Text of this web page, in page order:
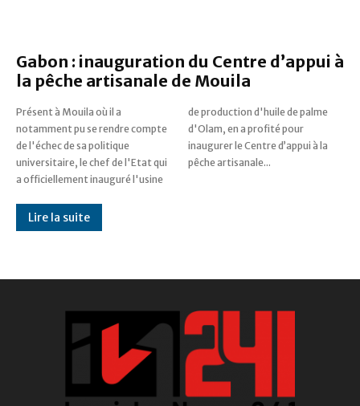
Gabon : inauguration du Centre d’appui à
la pêche artisanale de Mouila
Présent à Mouila où il a
notamment pu se rendre compte
de l'échec de sa politique
universitaire, le chef de l'Etat qui
a officiellement inauguré l'usine
de production d'huile de palme
d'Olam, en a profité pour
inaugurer le Centre d’appui à la
pêche artisanale...
Lire la suite